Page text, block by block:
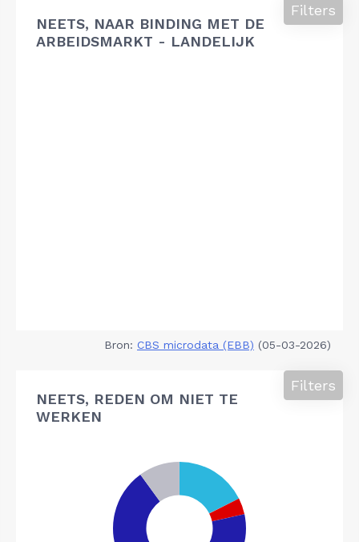
NEETS, NAAR BINDING MET DE
ARBEIDSMARKT - LANDELIJK
Filters
Bron: CBS microdata (EBB) (05-03-2026)
NEETS, REDEN OM NIET TE
WERKEN
Filters